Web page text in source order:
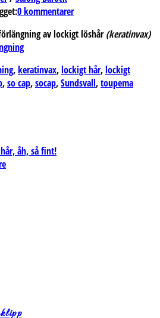
0 kommentarer
av lockigt löshår(keratinvax)
,keratinvax,lockigt hår,lockigt
,so cap,socap,Sundsvall,toupema
åh, så fint!